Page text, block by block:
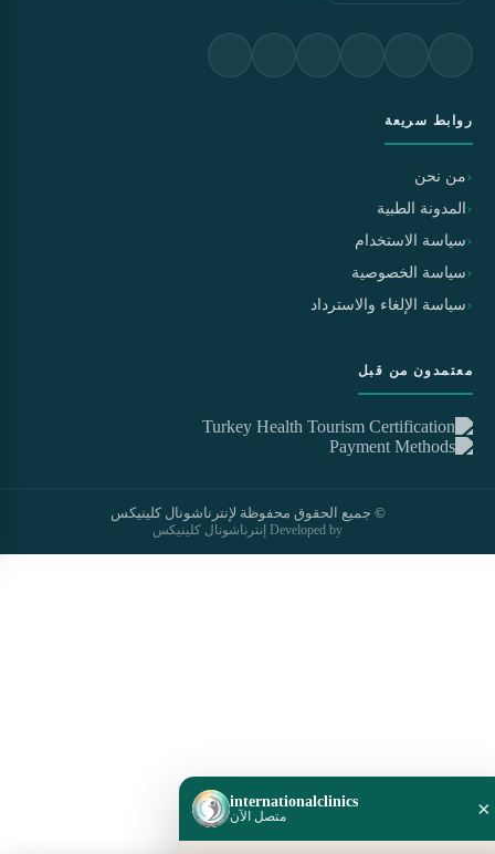
internationalclinics
متصل الآن ×
روابط سريعة
من نحن
المدونة الطبية
سياسة الاستخدام
سياسة الخصوصية
سياسة الإلغاء والاسترداد
معتمدون من قبل
© جميع الحقوق محفوظة لإنترناشونال كلينيكس
Developed by إنترناشونال كلينيكس